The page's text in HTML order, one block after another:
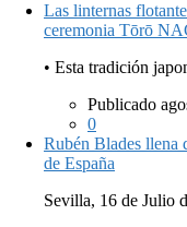
Las linternas
ceremonia Tōrō
• Esta tradición
Publicado
0
Rubén Blades llena
de España
Sevilla, 16 de Julio